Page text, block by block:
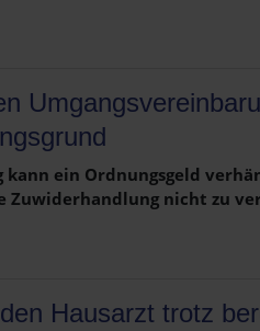
ein Ordnungsgeld
Zuwiderhandlung nicht zu
Hausarzt trotz